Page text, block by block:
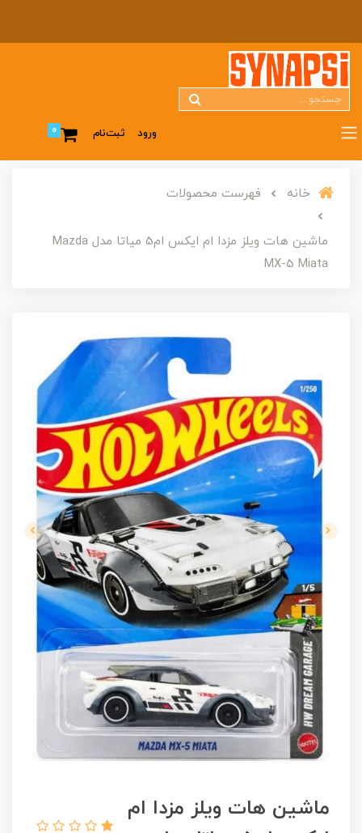
ورود ثبت‌نام 0
خانه فهرست محصولات
ماشین هات ویلز مزدا ام ایکس ام5 میاتا مدل Mazda
MX-5 Miata
ماشین هات ویلز مزدا ام